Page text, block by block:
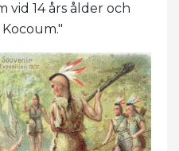
vid 14 års ålder och